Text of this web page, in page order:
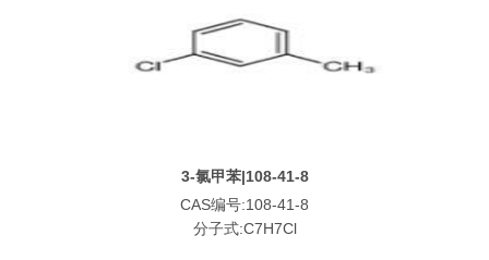
3-氯甲苯|108-41-8
CAS编号:108-41-8
分子式:C7H7Cl